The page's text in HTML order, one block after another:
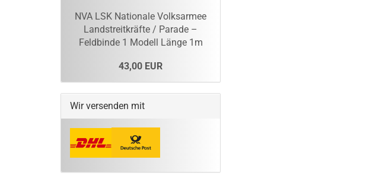
NVA LSK Nationale Volksarmee
Landstreitkräfte / Parade –
Feldbinde 1 Modell Länge 1m
43,00 EUR
Wir versenden mit